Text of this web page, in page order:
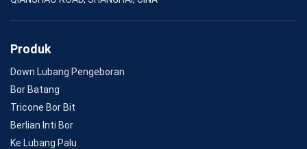
Produk
Down Lubang Pengeboran
Bor Batang
Tricone Bor Bit
Berlian Inti Bor
Ke Lubang Palu